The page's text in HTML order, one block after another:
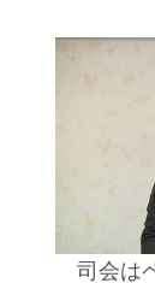
司会は